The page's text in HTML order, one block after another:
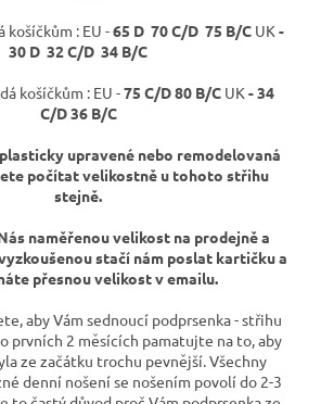
košíčkům : EU -65 D 70 C/D 75 B/C UK -
30 D 32 C/D 34 B/C
košíčkům : EU -75 C/D 80 B/CUK - 34
C/D 36 B/C
upravené nebo remodelovaná
počítat velikostně u tohoto střihu
stejně.
naměřenou velikost na prodejně a
stačí nám poslat kartičku a
přesnou velikost v emailu.
aby Vám sednoucí podprsenka - střihu
prvních 2 měsících pamatujte na to, aby
ze začátku trochu pevnější. Všechny
denní nošení se nošením povolí do 2-3